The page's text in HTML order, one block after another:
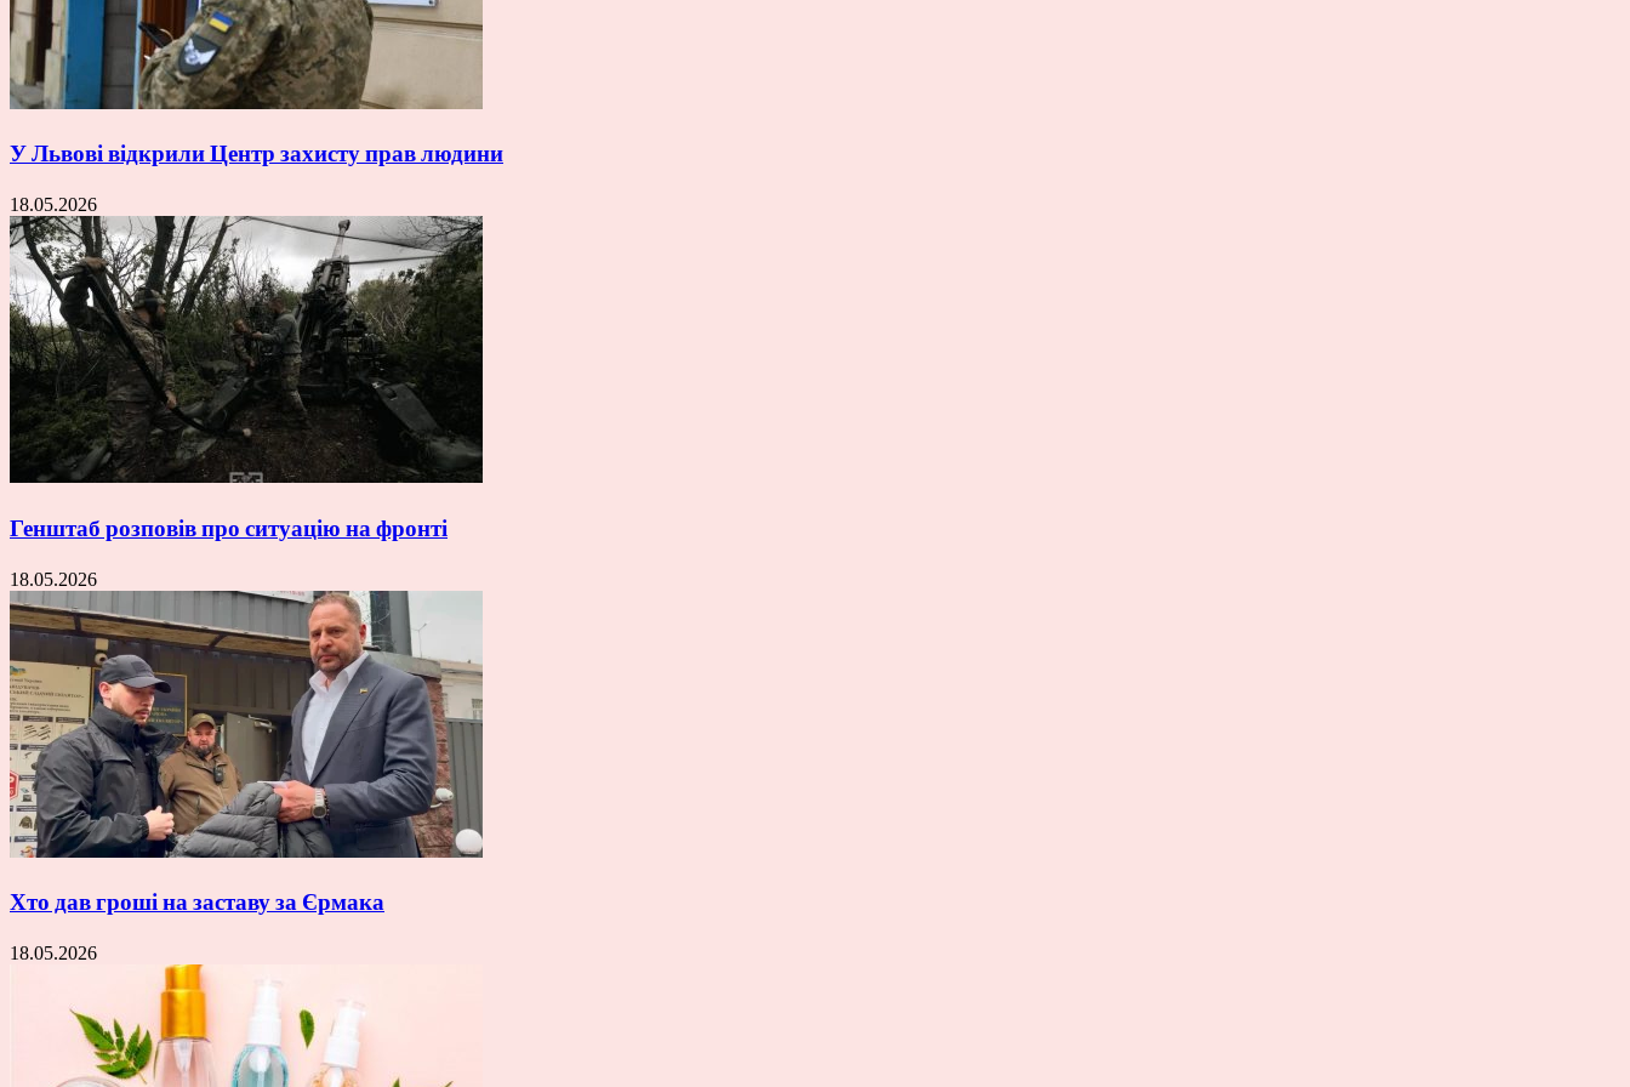
У Львові відкрили Центр захисту прав людини
18.05.2026
Генштаб розповів про ситуацію на фронті
18.05.2026
Хто дав гроші на заставу за Єрмака
18.05.2026